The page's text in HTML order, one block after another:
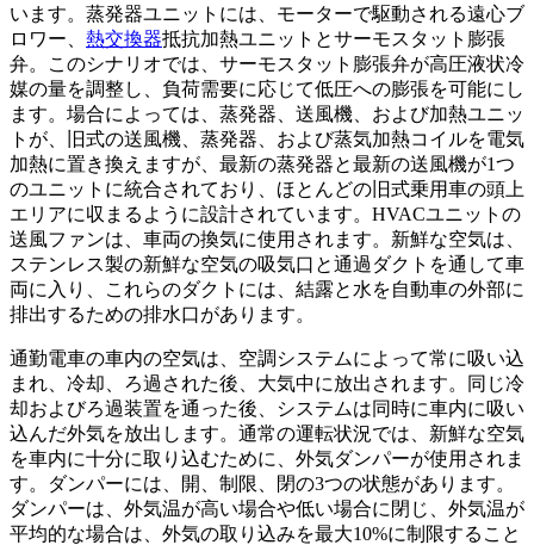
います。蒸発器ユニットには、モーターで駆動される遠心ブ
ロワー、 熱交換器抵抗加熱ユニットとサーモスタット膨張
弁。このシナリオでは、サーモスタット膨張弁が高圧液状冷
媒の量を調整し、負荷需要に応じて低圧への膨張を可能にし
ます。場合によっては、蒸発器、送風機、および加熱ユニッ
トが、旧式の送風機、蒸発器、および蒸気加熱コイルを電気
加熱に置き換えますが、最新の蒸発器と最新の送風機が1つ
のユニットに統合されており、ほとんどの旧式乗用車の頭上
エリアに収まるように設計されています。HVACユニットの
送風ファンは、車両の換気に使用されます。新鮮な空気は、
ステンレス製の新鮮な空気の吸気口と通過ダクトを通して車
両に入り、これらのダクトには、結露と水を自動車の外部に
排出するための排水口があります。
通勤電車の車内の空気は、空調システムによって常に吸い込
まれ、冷却、ろ過された後、大気中に放出されます。同じ冷
却およびろ過装置を通った後、システムは同時に車内に吸い
込んだ外気を放出します。通常の運転状況では、新鮮な空気
を車内に十分に取り込むために、外気ダンパーが使用されま
す。ダンパーには、開、制限、閉の3つの状態があります。
ダンパーは、外気温が高い場合や低い場合に閉じ、外気温が
平均的な場合は、外気の取り込みを最大10%に制限すること